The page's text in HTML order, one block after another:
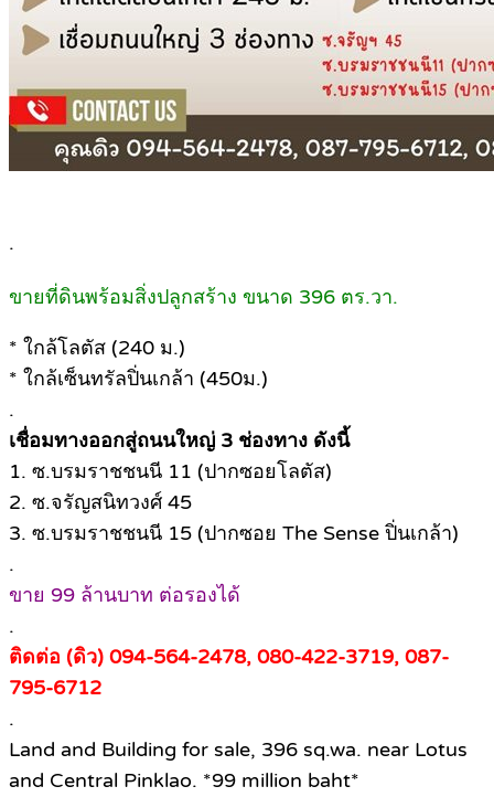
.
ขายที่ดินพร้อมสิ่งปลูกสร้าง ขนาด 396 ตร.วา.
* ใกล้โลตัส (240 ม.)
* ใกล้เซ็นทรัลปิ่นเกล้า (450ม.)
.
เชื่อมทางออกสู่ถนนใหญ่ 3 ช่องทาง ดังนี้
1. ซ.บรมราชชนนี 11 (ปากซอยโลตัส)
2. ซ.จรัญสนิทวงศ์ 45
3. ซ.บรมราชชนนี 15 (ปากซอย The Sense ปิ่นเกล้า)
.
ขาย 99 ล้านบาท ต่อรองได้
.
ติดต่อ (ดิว) 094-564-2478, 080-422-3719, 087-
795-6712
.
Land and Building for sale, 396 sq.wa. near Lotus
and Central Pinklao. *99 million baht*